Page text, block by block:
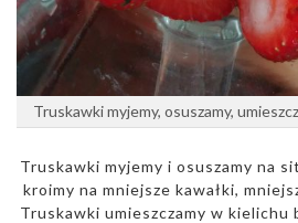
Truskawki myjemy, osuszamy,
Truskawki myjemy i osuszamy na
kroimy na mniejsze kawałki,
Truskawki umieszczamy w